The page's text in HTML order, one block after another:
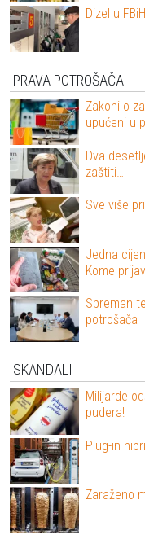
Dizel u
PRAVA POTROŠAČA
Zakoni o
upućeni u
Dva
zaštiti…
Sve više
Jedna
Kome
Spreman
potrošača
SKANDALI
Milijarde
pudera!
Plug-in
Zaraženo